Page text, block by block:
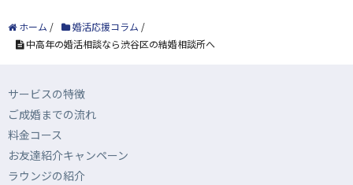
ホーム / 婚活応援コラム /
中高年の婚活相談なら渋谷区の結婚相談所へ
サービスの特徴
ご成婚までの流れ
料金コース
お友達紹介キャンペーン
ラウンジの紹介